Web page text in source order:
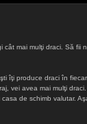
cât mai mulţi draci. Să fii
îţi produce draci în
vei avea mai mulţi
de schimb valutar.